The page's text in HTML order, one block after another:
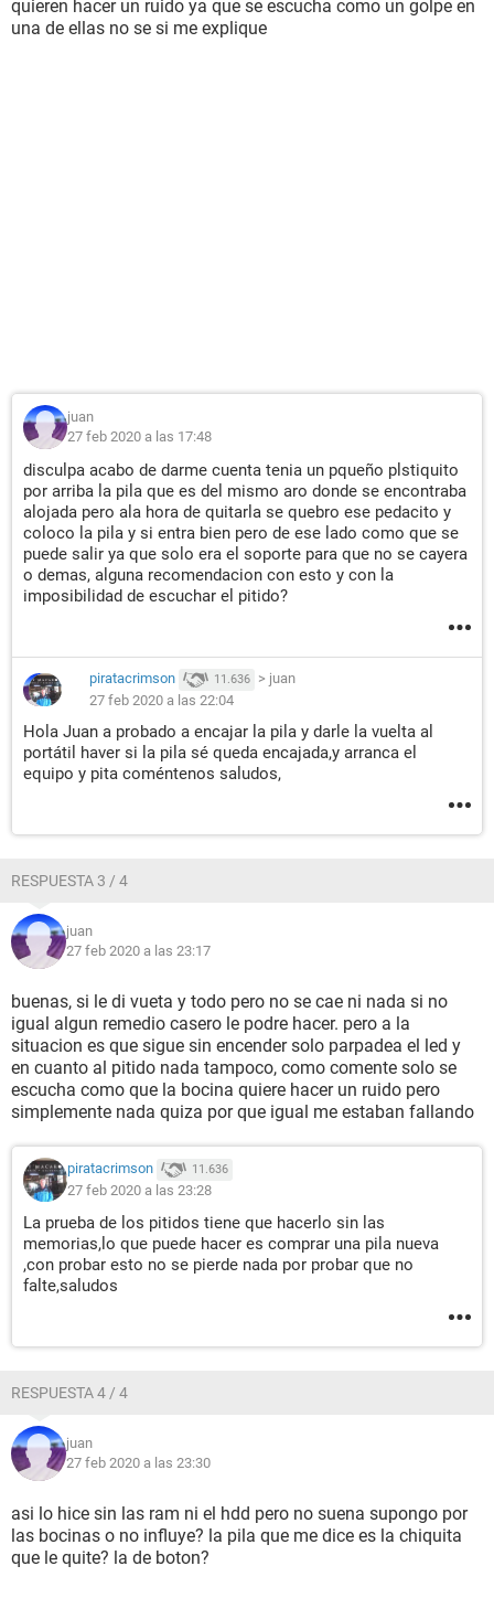
quieren hacer un ruido ya que se escucha como un golpe en
una de ellas no se si me explique
juan
27 feb 2020 a las 17:48
disculpa acabo de darme cuenta tenia un pqueño plstiquito
por arriba la pila que es del mismo aro donde se encontraba
alojada pero ala hora de quitarla se quebro ese pedacito y
coloco la pila y si entra bien pero de ese lado como que se
puede salir ya que solo era el soporte para que no se cayera
o demas, alguna recomendacion con esto y con la
imposibilidad de escuchar el pitido?
piratacrimson 11.636 > juan
27 feb 2020 a las 22:04
Hola Juan a probado a encajar la pila y darle la vuelta al
portátil haver si la pila sé queda encajada,y arranca el
equipo y pita coméntenos saludos,
RESPUESTA 3 / 4
juan
27 feb 2020 a las 23:17
buenas, si le di vueta y todo pero no se cae ni nada si no
igual algun remedio casero le podre hacer. pero a la
situacion es que sigue sin encender solo parpadea el led y
en cuanto al pitido nada tampoco, como comente solo se
escucha como que la bocina quiere hacer un ruido pero
simplemente nada quiza por que igual me estaban fallando
piratacrimson 11.636
27 feb 2020 a las 23:28
La prueba de los pitidos tiene que hacerlo sin las
memorias,lo que puede hacer es comprar una pila nueva
,con probar esto no se pierde nada por probar que no
falte,saludos
RESPUESTA 4 / 4
juan
27 feb 2020 a las 23:30
asi lo hice sin las ram ni el hdd pero no suena supongo por
las bocinas o no influye? la pila que me dice es la chiquita
que le quite? la de boton?